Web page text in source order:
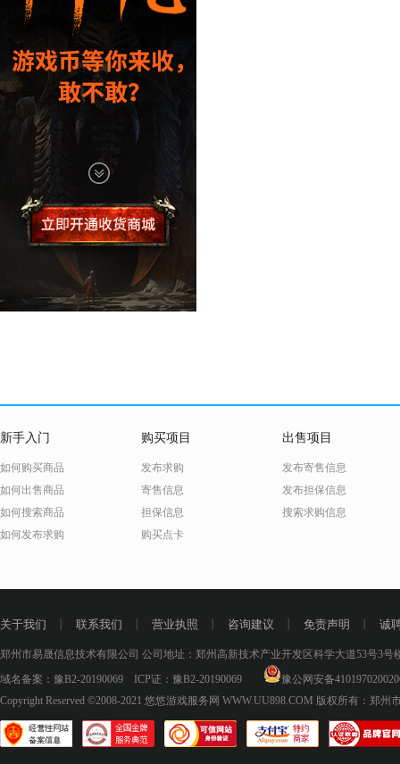
新手入门
如何购买商品
如何出售商品
如何搜索商品
如何发布求购
购买项目
发布求购
寄售信息
担保信息
购买点卡
出售项目
发布寄售信息
发布担保信息
搜索求购信息
关于我们 联系我们 营业执照 咨询建议 免责声明 诚
郑州市易晟信息技术有限公司 公司地址：郑州高新技术产业开发区科学大道53号3号
域名备案： 豫B2-20190069 ICP证： 豫B2-20190069
豫公网安备
Copyright Reserved ©2008-2021 悠悠游戏服务网 WWW.UU898.COM 版权所有：郑州